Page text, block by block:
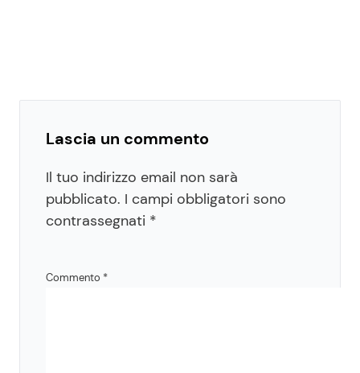
Lascia un commento
Il tuo indirizzo email non sarà
pubblicato. I campi obbligatori sono
contrassegnati *
Commento *